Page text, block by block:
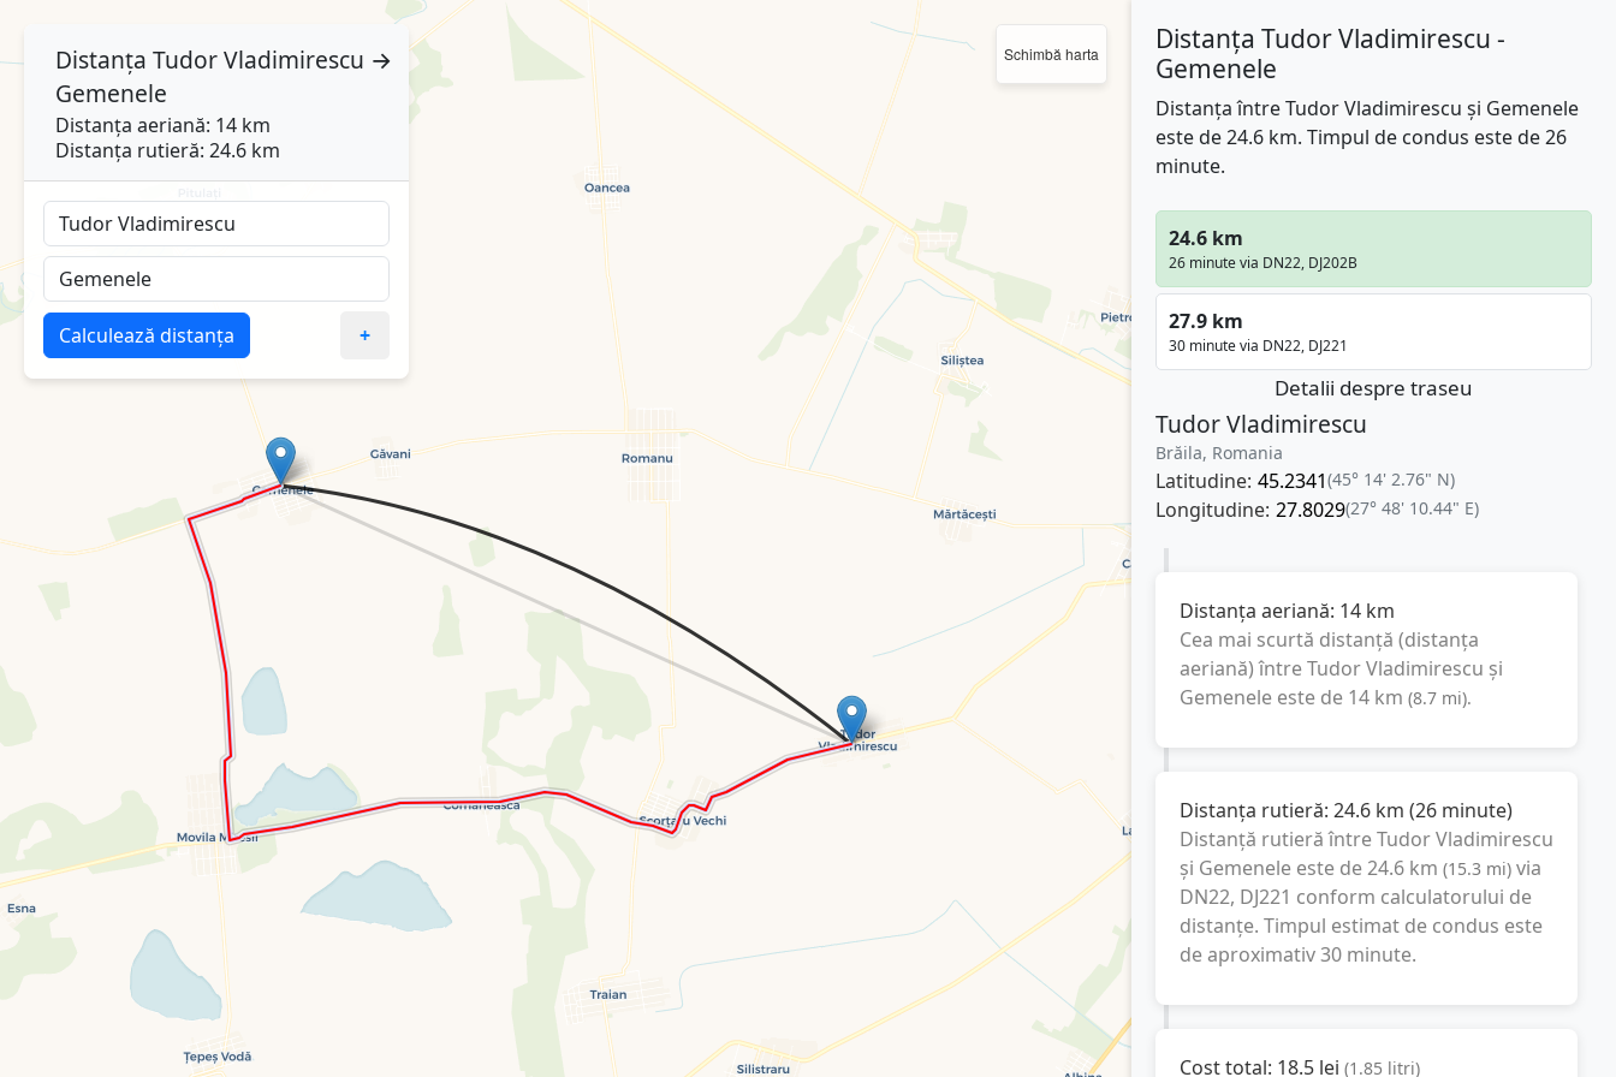
Schimbă harta
Distanța Tudor Vladimirescu -
Gemenele
Distanța între Tudor Vladimirescu și Gemenele
este de 24.6 km. Timpul de condus este de 26
minute.
24.6 km
26 minute via DN22, DJ202B
27.9 km
30 minute via DN22, DJ221
Detalii despre traseu
Tudor Vladimirescu
Brăila, Romania
Latitudine: 45.2341(45° 14' 2.76" N)
Longitudine: 27.8029(27° 48' 10.44" E)
Distanța aeriană: 14 km
Cea mai scurtă distanță (distanța
aeriană) întreTudor Vladimirescu și
Gemeneleeste de 14 km (8.7 mi).
Distanța rutieră: 24.6 km (26 minute)
Distanță rutieră întreTudor Vladimirescu
și Gemeneleeste de24.6 km (15.3 mi) via
DN22, DJ221 conform calculatorului de
distanțe. Timpul estimat de condus este
de aproximativ30 minute.
Cost total: 18.5 lei (1.85 litri)
Distanța Tudor Vladimirescu →
Gemenele
Distanța aeriană: 14 km
Distanța rutieră: 24.6 km
Calculează distanța +